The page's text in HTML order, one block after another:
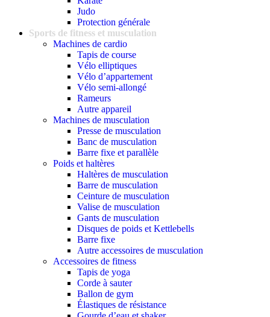
Judo
Protection générale
Sports de fitness et musculation
Machines de cardio
Tapis de course
Vélo elliptiques
Vélo d’appartement
Vélo semi-allongé
Rameurs
Autre appareil
Machines de musculation
Presse de musculation
Banc de musculation
Barre fixe et parallèle
Poids et haltères
Haltères de musculation
Barre de musculation
Ceinture de musculation
Valise de musculation
Gants de musculation
Disques de poids et Kettlebells
Barre fixe
Autre accessoires de musculation
Accessoires de fitness
Tapis de yoga
Corde à sauter
Ballon de gym
Élastiques de résistance